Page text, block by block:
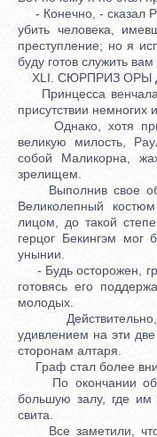
- Конечно, - сказал
убить человека,
преступление; но я
буду готов служить
XLI. СЮРПРИЗ ОРЫ
Принцесса
присутствии немногих
Однако, хотя
великую милость,
собой Маликорна,
зрелищем.
Выполнив свое
Великолепный
лицом, до такой
герцог Бекингэм мог
унынии.
- Будь осторожен,
готовясь его
молодых.
Действительно,
удивлением на эти
сторонам алтаря.
Граф стал более
По окончании
большую залу, где
свита.
Все заметили, что